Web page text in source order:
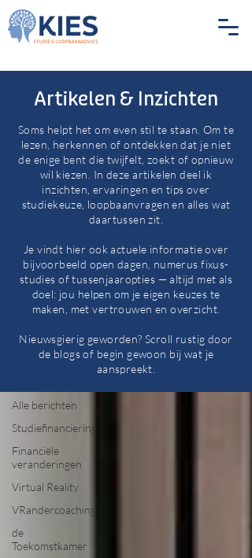
Blog
Alle berichten
Studiefinanciering
Financiële
veranderingen
Virtual Reality
VRandercoaching
de
Toekomstkamer
Artikelen & Inzichten
Soms helpt het om even stil te staan. Om te
lezen, herkennen of ontdekken dat je niet
de enige bent die twijfelt, zoekt of opnieuw
wil kiezen. In deze artikelen deel ik
inzichten, ervaringen en tips over
studiekeuze, loopbaanvragen en alles wat
daartussen zit.
Je vindt hier ook actuele informatie over
bijvoorbeeld open dagen, numerus fixus-
studies of tussenjaaropties — altijd met als
doel: jou helpen om je eigen keuzes te
maken, met vertrouwen en overzicht.
Nieuwsgierig geworden? Scroll rustig door
de blogs of begin gewoon bij wat je
aanspreekt.